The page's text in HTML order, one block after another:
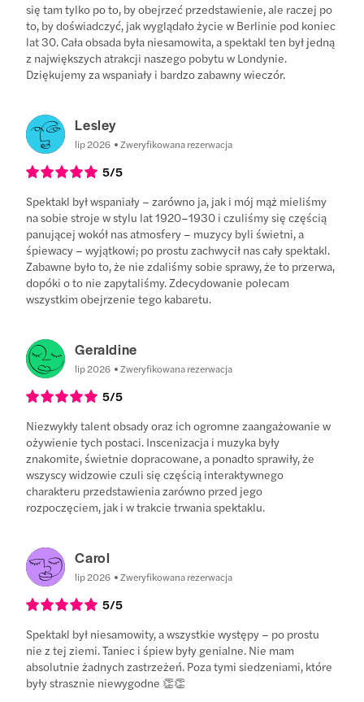
się tam tylko po to, by obejrzeć przedstawienie, ale raczej po
to, by doświadczyć, jak wyglądało życie w Berlinie pod koniec
lat 30. Cała obsada była niesamowita, a spektakl ten był jedną
z największych atrakcji naszego pobytu w Londynie.
Dziękujemy za wspaniały i bardzo zabawny wieczór.
Lesley
lip 2026 Zweryfikowana rezerwacja
5/5
Spektakl był wspaniały – zarówno ja, jak i mój mąż mieliśmy
na sobie stroje w stylu lat 1920–1930 i czuliśmy się częścią
panującej wokół nas atmosfery – muzycy byli świetni, a
śpiewacy – wyjątkowi; po prostu zachwycił nas cały spektakl.
Zabawne było to, że nie zdaliśmy sobie sprawy, że to przerwa,
dopóki o to nie zapytaliśmy. Zdecydowanie polecam
wszystkim obejrzenie tego kabaretu.
Geraldine
lip 2026 Zweryfikowana rezerwacja
5/5
Niezwykły talent obsady oraz ich ogromne zaangażowanie w
ożywienie tych postaci. Inscenizacja i muzyka były
znakomite, świetnie dopracowane, a ponadto sprawiły, że
wszyscy widzowie czuli się częścią interaktywnego
charakteru przedstawienia zarówno przed jego
rozpoczęciem, jak i w trakcie trwania spektaklu.
Carol
lip 2026 Zweryfikowana rezerwacja
5/5
Spektakl był niesamowity, a wszystkie występy – po prostu
nie z tej ziemi. Taniec i śpiew były genialne. Nie mam
absolutnie żadnych zastrzeżeń. Poza tymi siedzeniami, które
były strasznie niewygodne 👏👏